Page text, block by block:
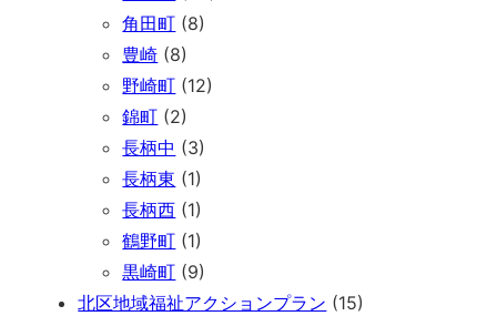
角田町 (8)
豊崎 (8)
野崎町 (12)
錦町 (2)
長柄中 (3)
長柄東 (1)
長柄西 (1)
鶴野町 (1)
黒崎町 (9)
北区地域福祉アクションプラン (15)